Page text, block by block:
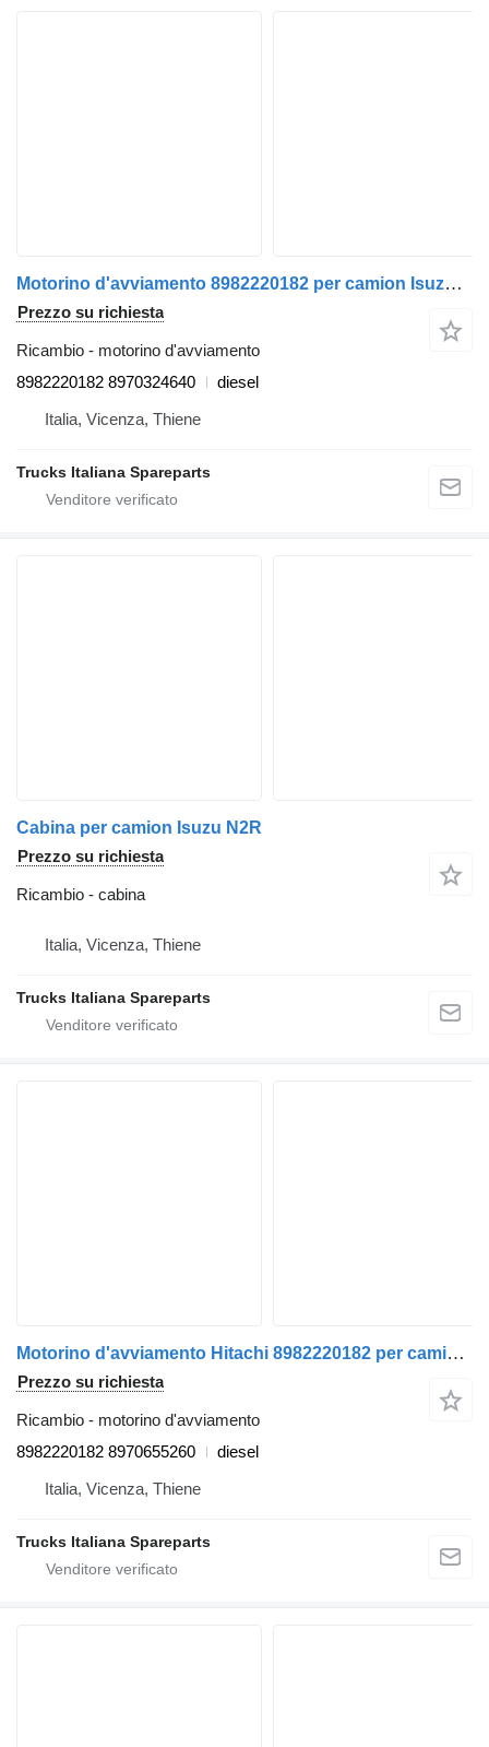
Motorino d'avviamento 8982220182 per camion Isuzu N2R
Prezzo su richiesta
Ricambio - motorino d'avviamento
8982220182 8970324640
diesel
Italia, Vicenza, Thiene
Trucks Italiana Spareparts
Cabina per camion Isuzu N2R
Prezzo su richiesta
Ricambio - cabina
Italia, Vicenza, Thiene
Trucks Italiana Spareparts
Motorino d'avviamento Hitachi 8982220182 per camion Isuzu N2R
Prezzo su richiesta
Ricambio - motorino d'avviamento
8982220182 8970655260
diesel
Italia, Vicenza, Thiene
Trucks Italiana Spareparts